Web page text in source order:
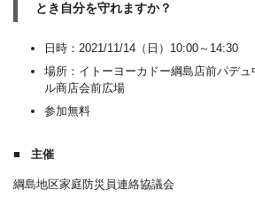
とき自分を守れますか？
日時：2021/11/14（日）10:00～14:30
場所：イトーヨーカドー綱島店前パデ
ル商店会前広場
参加無料
主催
綱島地区家庭防災員連絡協議会